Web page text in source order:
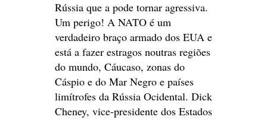
Rússia que a pode tornar agressiva.
Um perigo! A NATO é um
verdadeiro braço armado dos EUA e
está a fazer estragos noutras regiões
do mundo, Cáucaso, zonas do
Cáspio e do Mar Negro e países
limítrofes da Rússia Ocidental. Dick
Cheney, vice-presidente dos Estados